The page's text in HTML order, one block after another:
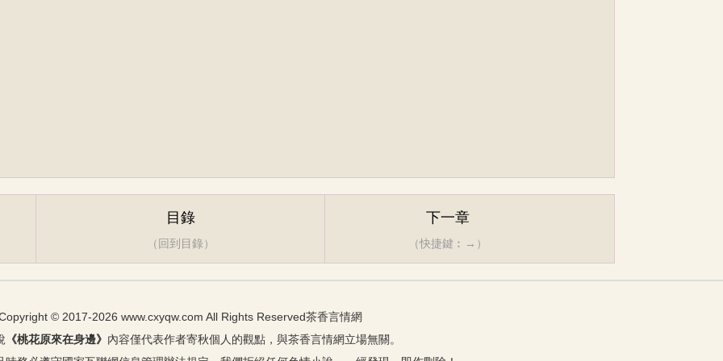
目錄
（回到目錄）
下一章
（快捷鍵︰→）
© 2017-2026 www.cxyqw.com All Rights Reserved茶香言情網
《桃花原來在身邊》 內容僅代表作者寄秋個人的觀點，與茶香言情網立場無關。